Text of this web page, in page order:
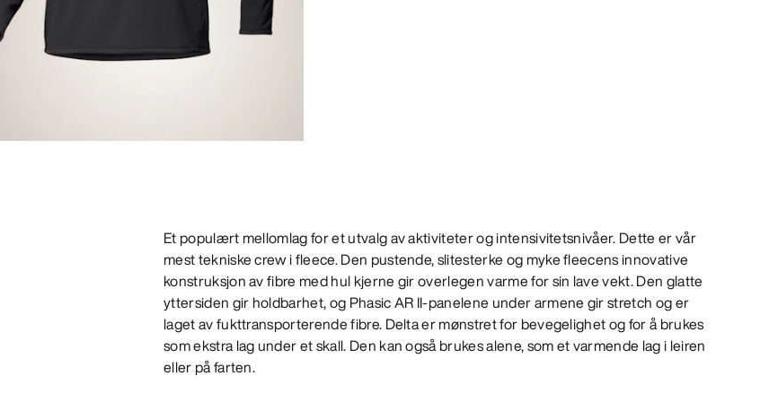
Et populært mellomlag for et utvalg av aktiviteter og intensivitetsnivåer. Dette er vår
mest tekniske crew i fleece. Den pustende, slitesterke og myke fleecens innovative
konstruksjon av fibre med hul kjerne gir overlegen varme for sin lave vekt. Den glatte
yttersiden gir holdbarhet, og Phasic AR II-panelene under armene gir stretch og er
laget av fukttransporterende fibre. Delta er mønstret for bevegelighet og for å brukes
som ekstra lag under et skall. Den kan også brukes alene, som et varmende lag i leiren
eller på farten.